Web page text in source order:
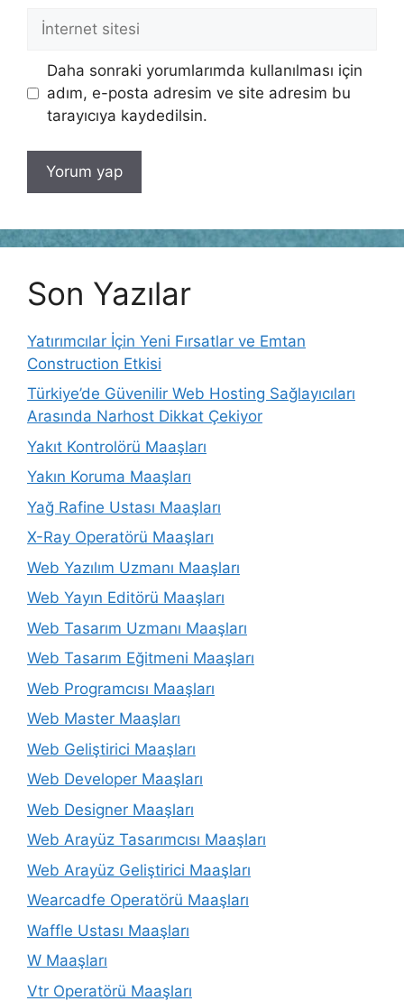
İnternet
Daha sonraki yorumlarımda kullanılması için
adım, e-posta adresim ve site adresim bu
tarayıcıya kaydedilsin.
Son Yazılar
Yatırımcılar İçin Yeni Fırsatlar ve Emtan
Construction Etkisi
Türkiye’de Güvenilir Web Hosting Sağlayıcıları
Arasında Narhost Dikkat Çekiyor
Yakıt Kontrolörü Maaşları
Yakın Koruma Maaşları
Yağ Rafine Ustası Maaşları
X-Ray Operatörü Maaşları
Web Yazılım Uzmanı Maaşları
Web Yayın Editörü Maaşları
Web Tasarım Uzmanı Maaşları
Web Tasarım Eğitmeni Maaşları
Web Programcısı Maaşları
Web Master Maaşları
Web Geliştirici Maaşları
Web Developer Maaşları
Web Designer Maaşları
Web Arayüz Tasarımcısı Maaşları
Web Arayüz Geliştirici Maaşları
Wearcadfe Operatörü Maaşları
Waffle Ustası Maaşları
W Maaşları
Vtr Operatörü Maaşları